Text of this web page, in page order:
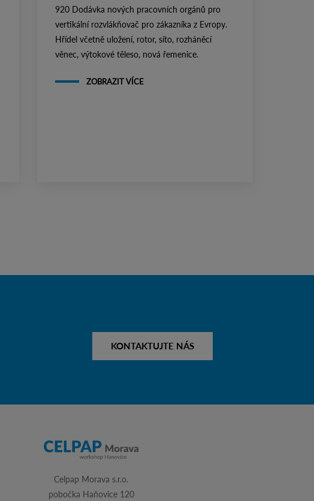
920 Dodávka nových pracovních orgánů pro
vertikální rozvlákňovač pro zákazníka z Evropy.
Hřídel včetně uložení, rotor, síto, rozháněcí
věnec, výtokové těleso, nová řemenice.
ZOBRAZIT VÍCE
KONTAKTUJTE NÁS
Celpap Morava s.r.o.
pobočka Haňovice 120